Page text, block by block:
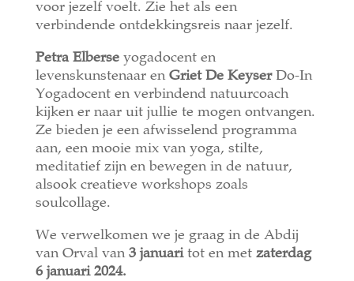
voor jezelf voelt. Zie het als een
verbindende ontdekkingsreis naar jezelf.
Petra Elberseyogadocent en
levenskunstenaar en Griet De KeyserDo-In
Yogadocent en verbindend natuurcoach
kijken er naar uit jullie te mogen ontvangen.
Ze bieden je een afwisselend programma
aan, een mooie mix van yoga, stilte,
meditatief zijn en bewegen in de natuur,
alsook creatieve workshops zoals
soulcollage.
We verwelkomen we je graag in de Abdij
van Orval van 3 januaritot en met zaterdag
6 januari 2024.